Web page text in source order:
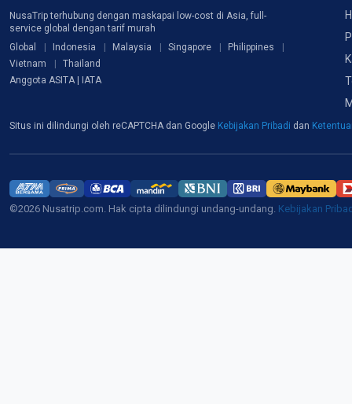
NusaTrip terhubung dengan maskapai low-cost di Asia, full-
service global dengan tarif murah
Global
Indonesia Malaysia Singapore
Philippines
Vietnam
Thailand
Anggota ASITA | IATA
Situs ini dilindungi oleh reCAPTCHA dan Google Kebijakan Pribadi dan
©2026 Nusatrip.com. Hak cipta dilindungi undang-undang. Kebijakan